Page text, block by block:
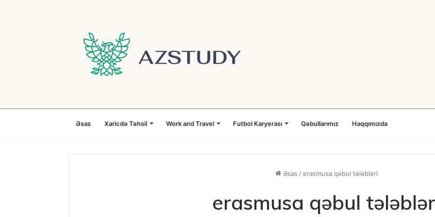
Əsas Xaricdə Təhsil Work and Travel Futbol Karyerası Qəbullarımız Haqqımızda
Əsas / erasmusa qəbul tələbləri
erasmusa qəbul